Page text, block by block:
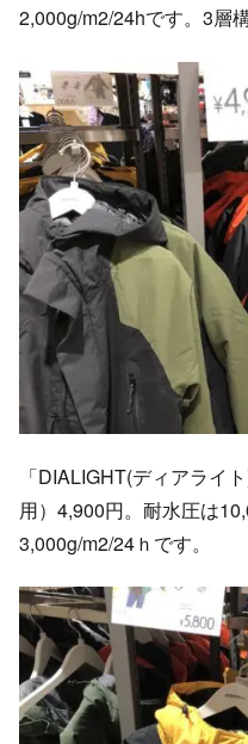
2,000g/m2/24hです。3層
「DIALIGHT(ディアライ
用）4,900円。耐水圧は
3,000g/m2/24ｈです。